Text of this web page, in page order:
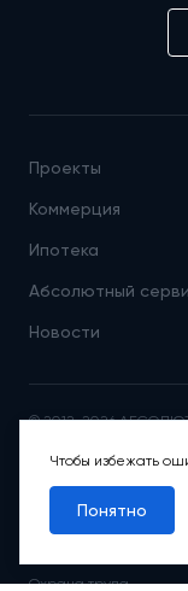
Проекты
Коммерция
Ипотека
Абсолютный
Новости
© 2012-2026
исключительно
статьи 437
Охрана труда
Чтобы избежать
Понятно